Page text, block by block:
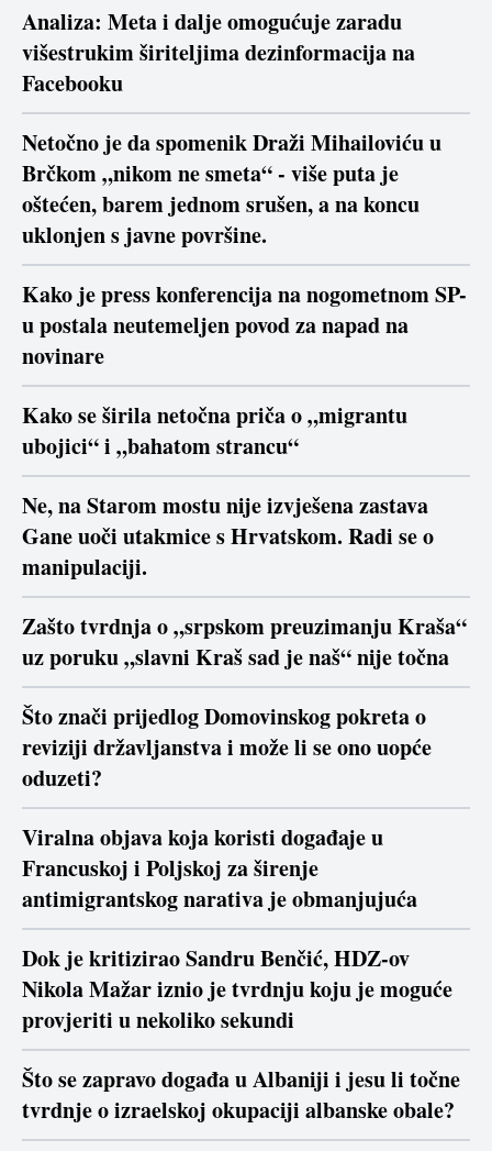
Analiza: Meta i dalje omogućuje zaradu
višestrukim širiteljima dezinformacija na
Facebooku
Netočno je da spomenik Draži Mihailoviću u
Brčkom „nikom ne smeta“ - više puta je
oštećen, barem jednom srušen, a na koncu
uklonjen s javne površine.
Kako je press konferencija na nogometnom SP-
u postala neutemeljen povod za napad na
novinare
Kako se širila netočna priča o „migrantu
ubojici“ i „bahatom strancu“
Ne, na Starom mostu nije izvješena zastava
Gane uoči utakmice s Hrvatskom. Radi se o
manipulaciji.
Zašto tvrdnja o „srpskom preuzimanju Kraša“
uz poruku „slavni Kraš sad je naš“ nije točna
Što znači prijedlog Domovinskog pokreta o
reviziji državljanstva i može li se ono uopće
oduzeti?
Viralna objava koja koristi događaje u
Francuskoj i Poljskoj za širenje
antimigrantskog narativa je obmanjujuća
Dok je kritizirao Sandru Benčić, HDZ-ov
Nikola Mažar iznio je tvrdnju koju je moguće
provjeriti u nekoliko sekundi
Što se zapravo događa u Albaniji i jesu li točne
tvrdnje o izraelskoj okupaciji albanske obale?